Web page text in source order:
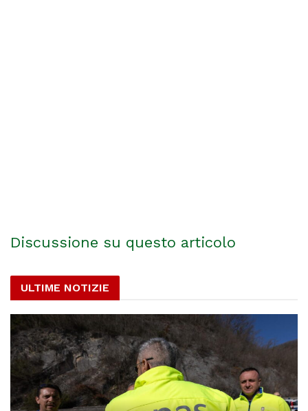
Discussione su questo articolo
ULTIME NOTIZIE